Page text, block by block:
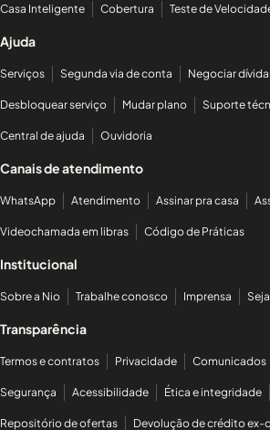
Casa Inteligente Cobertura Teste de
Ajuda
Serviços Segunda via de conta Negociar
Desbloquear serviço Mudar plano Suporte
Central de ajuda Ouvidoria
Canais de atendimento
WhatsApp Atendimento Assinar pra casa
Videochamada em libras Código de Práticas
Institucional
Sobre a Nio Trabalhe conosco Imprensa
Transparência
Termos e contratos Privacidade Comunicados
Segurança Acessibilidade Ética e integridade
Repositório de ofertas Devolução de crédito ex-